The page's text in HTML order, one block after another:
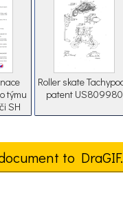
týmu
SH
Roller skate
patent US809980
to